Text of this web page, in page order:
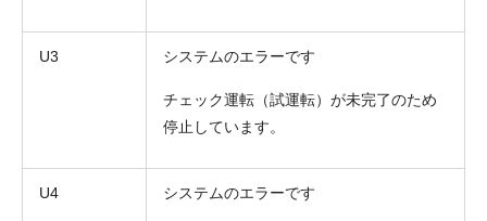
U3 システムのエラーです
チェック運転（試運転）が未完了のため
停止しています。
U4 システムのエラーです